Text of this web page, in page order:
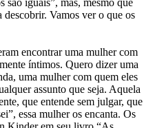
Vamos ver o que os
encontrar uma mulher com
íntimos. Quero dizer uma
uma mulher com quem eles
assunto que seja. Aquela
que entende sem julgar, que
essa mulher os encanta. Os